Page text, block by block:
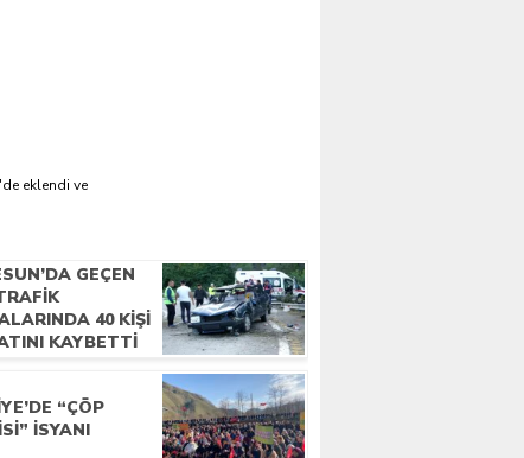
eklendi ve
GEÇEN
40 KIŞI
KAYBETTI
“ÇÖP
İSYANI